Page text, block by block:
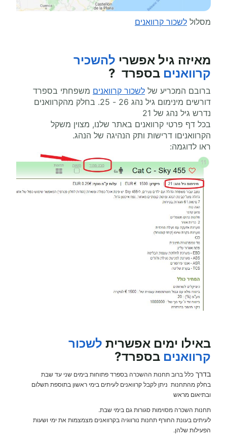
מסלול לשכור קרוואנים
מאיזה גיל אפשרי להשכיר
קרוואנים בספרד ?
ברובם המכריע של לשכור קרוואנים משפחתי בספרד
דורשים מינימום גיל נהג 26 - 25. בחלק מהקרוואנים
נדרש גיל נהג של 21
בכל דף פרטי קרוואנים באתר שלנו, מצוין משקל
הקרוואניםו דרישות ותק הנהיגה של הנהג.
ראו לדוגמה:
באילו ימים אפשרית לשכור
קרוואנים בספרד?
בדרך כלל ברוב תחנות ההשכרה בספרד פתוחות בימים שני עד שבת
בחלק מהתחנות ניתן לקבל קרוואנים לעיתים בימי ראשון בתוספת תשלום
ובתיאום מראש
תחנות השכרה מסוימות סגורות גם בימי שבת.
לעיתים בעונת החורף תחנות נורווגיה בקרוואנים מצמצמות את ימי ושעות
הפעילות שלהן.